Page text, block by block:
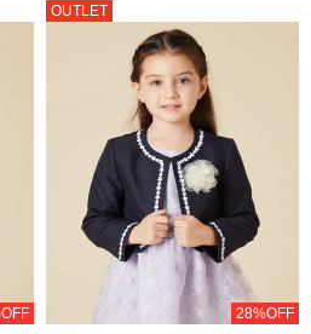
OUTLET
28%OFF